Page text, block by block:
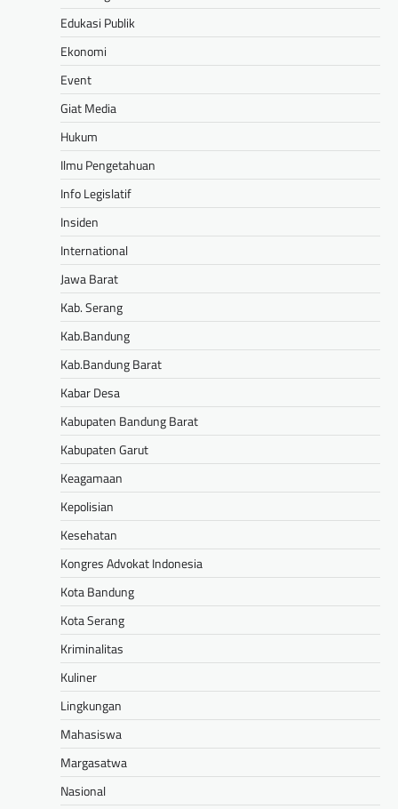
Edukasi Publik
Ekonomi
Event
Giat Media
Hukum
Ilmu Pengetahuan
Info Legislatif
Insiden
International
Jawa Barat
Kab. Serang
Kab.Bandung
Kab.Bandung Barat
Kabar Desa
Kabupaten Bandung Barat
Kabupaten Garut
Keagamaan
Kepolisian
Kesehatan
Kongres Advokat Indonesia
Kota Bandung
Kota Serang
Kriminalitas
Kuliner
Lingkungan
Mahasiswa
Margasatwa
Nasional